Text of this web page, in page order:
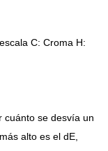
C: Croma H:
cuánto se desvía un
alto es el dE,